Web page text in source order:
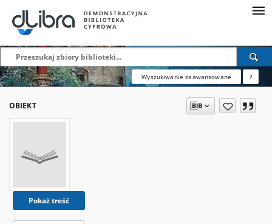
Wyszukiwanie zaawansowane ?
OBIEKT
Pokaż treść